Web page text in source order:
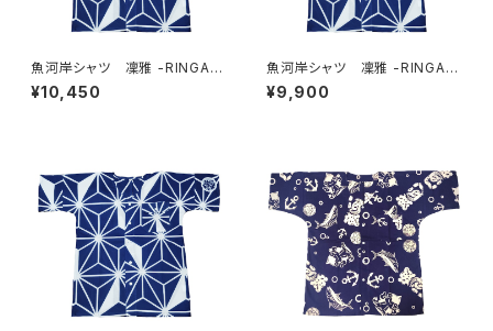
魚河岸シャツ 凜雅 -RINGA-
プレミアムシリーズ① 麻かざぐ
るま LLサイズ 認定証付き
¥10,450
魚河岸シャツ 凜雅 -RINGA-
プレミアムシリーズ① 麻かざぐ
るま Lサイズ 認定証付き
¥9,900